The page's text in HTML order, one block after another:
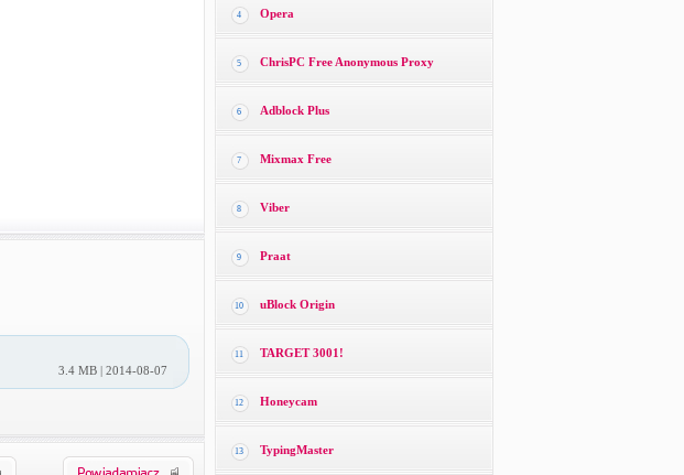
3.4 MB | 2014-08-07
4 Opera
5 ChrisPC Free Anonymous Proxy
6 Adblock Plus
7 Mixmax Free
8 Viber
9 Praat
10 uBlock Origin
11 TARGET 3001!
12 Honeycam
13 TypingMaster